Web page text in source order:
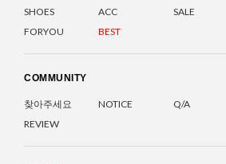
SHOES
ACC
SALE
FORYOU
BEST
COMMUNITY
찾아주세요 NOTICE
Q/A
REVIEW